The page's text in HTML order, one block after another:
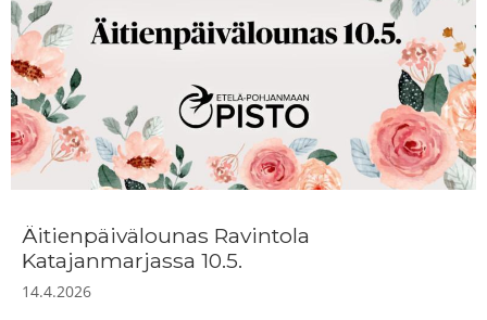
Äitienpäivälounas Ravintola
Katajanmarjassa 10.5.
14.4.2026